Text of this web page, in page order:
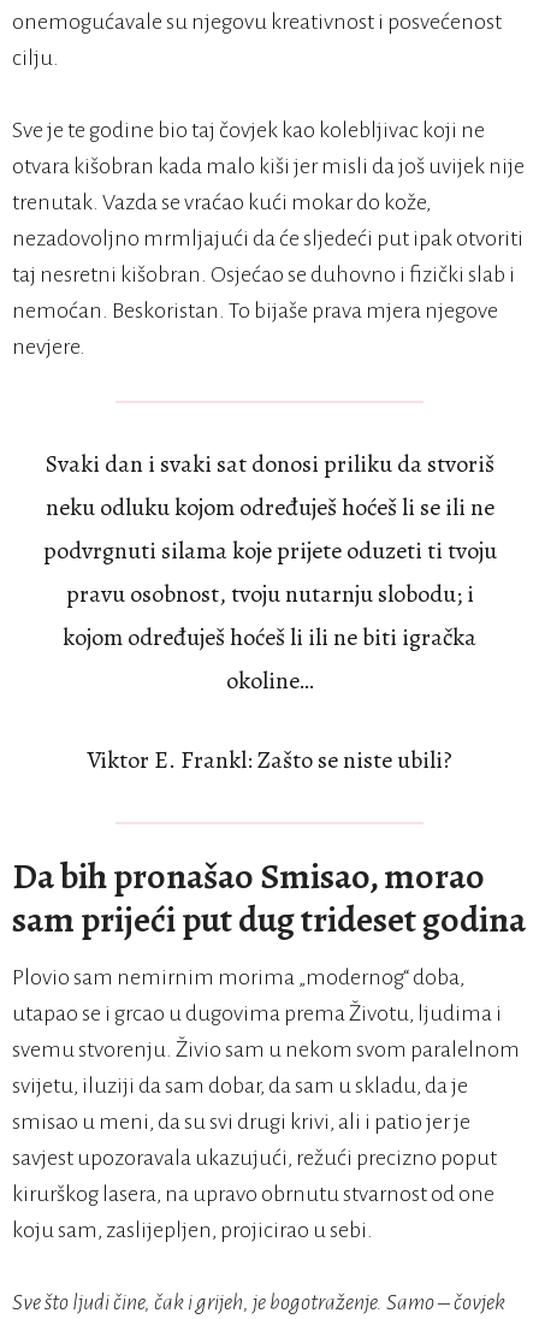
onemogućavale su njegovu kreativnost i posvećenost
cilju.
Sve je te godine bio taj čovjek kao kolebljivac koji ne
otvara kišobran kada malo kiši jer misli da još uvijek nije
trenutak. Vazda se vraćao kući mokar do kože,
nezadovoljno mrmljajući da će sljedeći put ipak otvoriti
taj nesretni kišobran. Osjećao se duhovno i fizički slab i
nemoćan. Beskoristan. To bijaše prava mjera njegove
nevjere.
Svaki dan i svaki sat donosi priliku da stvoriš
neku odluku kojom određuješ hoćeš li se ili ne
podvrgnuti silama koje prijete oduzeti ti tvoju
pravu osobnost, tvoju nutarnju slobodu; i
kojom određuješ hoćeš li ili ne biti igračka
okoline…
Viktor E. Frankl: Zašto se niste ubili?
Da bih pronašao Smisao, morao
sam prijeći put dug trideset godina
Plovio sam nemirnim morima „modernog“ doba,
utapao se i grcao u dugovima prema Životu, ljudima i
svemu stvorenju. Živio sam u nekom svom paralelnom
svijetu, iluziji da sam dobar, da sam u skladu, da je
smisao u meni, da su svi drugi krivi, ali i patio jer je
savjest upozoravala ukazujući, režući precizno poput
kirurškog lasera, na upravo obrnutu stvarnost od one
koju sam, zaslijepljen, projicirao u sebi.
Sve što ljudi čine, čak i grijeh, je bogotraženje. Samo – čovjek